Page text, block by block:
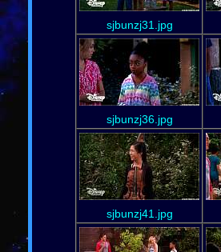
sjbunzj31.jpg
sjbunzj36.jpg
sjbunzj41.jpg